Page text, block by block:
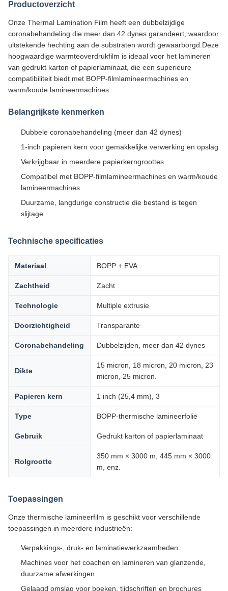
Productoverzicht
Onze Thermal Lamination Film heeft een dubbelzijdige
coronabehandeling die meer dan 42 dynes garandeert, waardoor
uitstekende hechting aan de substraten wordt gewaarborgd.Deze
hoogwaardige warmteoverdrukfilm is ideaal voor het lamineren
van gedrukt karton of papierlaminaat, die een superieure
compatibiliteit biedt met BOPP-filmlamineermachines en
warm/koude lamineermachines.
Belangrijkste kenmerken
Dubbele coronabehandeling (meer dan 42 dynes)
1-inch papieren kern voor gemakkelijke verwerking en opslag
Verkrijgbaar in meerdere papierkerngroottes
Compatibel met BOPP-filmlamineermachines en warm/koude
lamineermachines
Duurzame, langdurige constructie die bestand is tegen
slijtage
Technische specificaties
Materiaal BOPP + EVA
Zachtheid Zacht
Technologie Multiple extrusie
Doorzichtigheid Transparante
Coronabehandeling Dubbelzijden, meer dan 42 dynes
Dikte
15 micron, 18 micron, 20 micron, 23
micron, 25 micron.
Papieren kern 1 inch (25,4 mm), 3
Type BOPP-thermische lamineerfolie
Gebruik Gedrukt karton of papierlaminaat
Rolgrootte
350 mm × 3000 m, 445 mm × 3000
m, enz.
Toepassingen
Onze thermische lamineerfilm is geschikt voor verschillende
toepassingen in meerdere industrieën:
Verpakkings-, druk- en laminatiewerkzaamheden
Machines voor het coachen en lamineren van glanzende,
duurzame afwerkingen
Gelaagd omslag voor boeken, tijdschriften en brochures